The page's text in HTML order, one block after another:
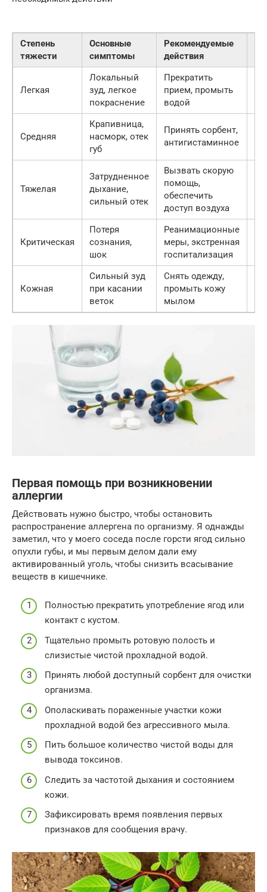
Степень
тяжести
Основные
симптомы
Рекомендуемые
действия
Легкая
Локальный
зуд, легкое
покраснение
Прекратить
прием, промыть
водой
Средняя
Крапивница,
насморк, отек
губ
Принять сорбент,
антигистаминное
Тяжелая
Затрудненное
дыхание,
сильный отек
Вызвать скорую
помощь,
обеспечить
доступ воздуха
Критическая
Потеря
сознания,
шок
Реанимационные
меры, экстренная
госпитализация
Кожная
Сильный зуд
при касании
веток
Снять одежду,
промыть кожу
мылом
Первая помощь при возникновении
аллергии
Действовать нужно быстро, чтобы остановить
распространение аллергена по организму. Я однажды
заметил, что у моего соседа после горсти ягод сильно
опухли губы, и мы первым делом дали ему
активированный уголь, чтобы снизить всасывание
веществ в кишечнике.
Полностью прекратить употребление ягод или
контакт с кустом.
Тщательно промыть ротовую полость и
слизистые чистой прохладной водой.
Принять любой доступный сорбент для очистки
организма.
Ополаскивать пораженные участки кожи
прохладной водой без агрессивного мыла.
Пить большое количество чистой воды для
вывода токсинов.
Следить за частотой дыхания и состоянием
кожи.
Зафиксировать время появления первых
признаков для сообщения врачу.